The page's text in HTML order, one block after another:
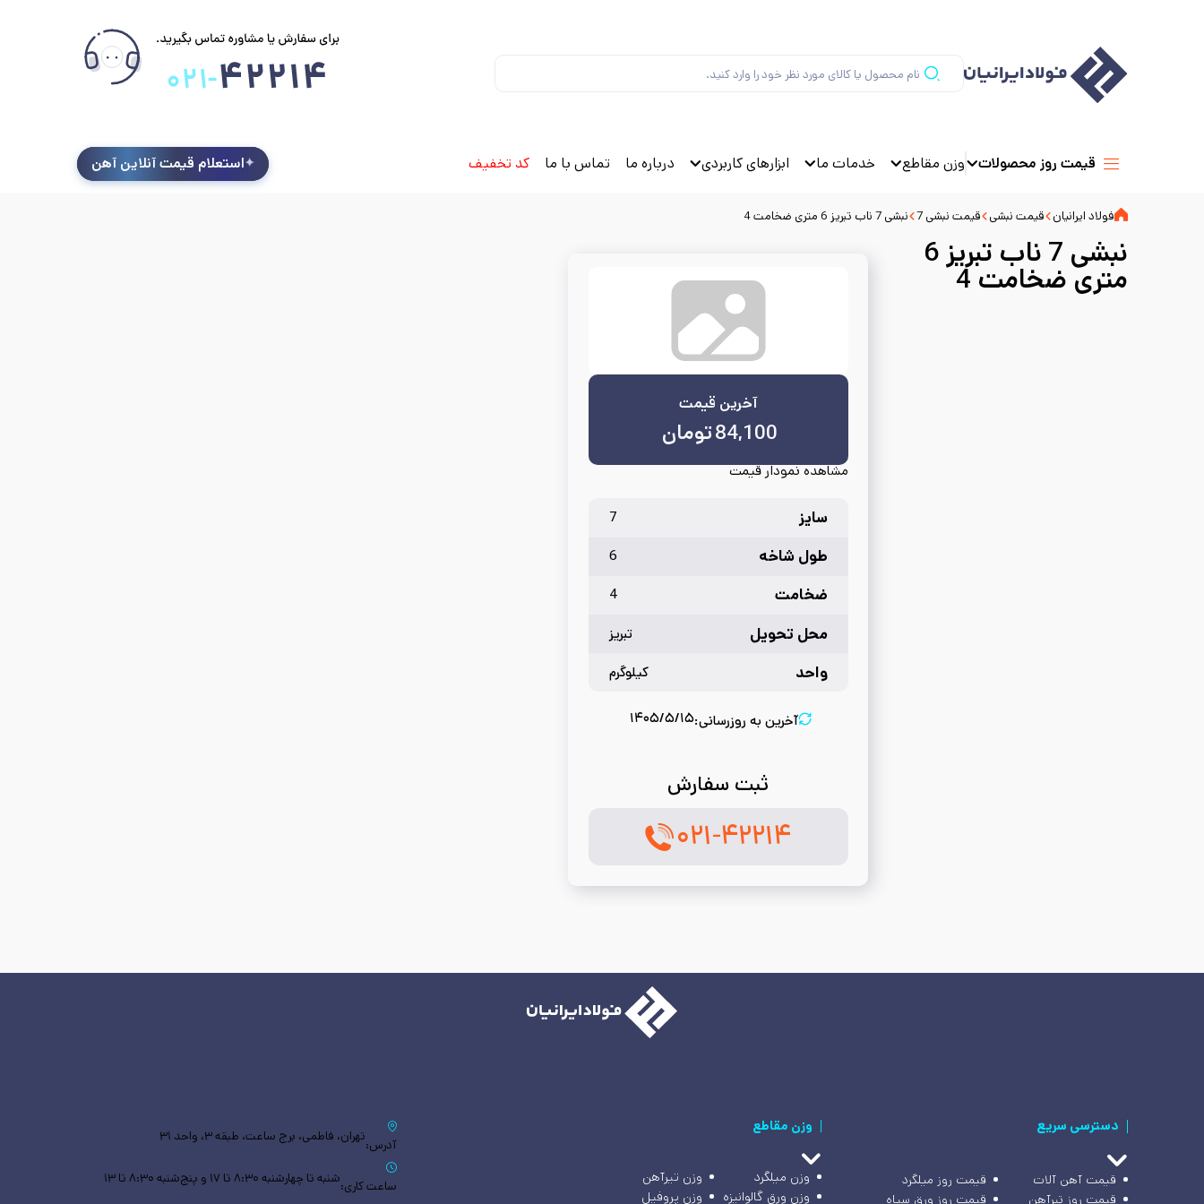
قیمت روز محصولات وزن مقاطع خدمات ما ابزارهای کاربردی درباره ما تماس با ما کد تخفیف استعلام قیمت آنلاین آهن
فولاد ایرانیان قیمت نبشی قیمت نبشی 7 نبشی 7 ناب تبریز 6 متری ضخامت 4
نبشی 7 ناب تبریز 6
متری ضخامت 4
آخرین قیمت
84,100تومان
مشاهده نمودار قیمت
سایز 7
طول شاخه 6
ضخامت 4
محل تحویل تبریز
واحد کیلوگرم
آخرین به روزرسانی:۱۴۰۵/۵/۱۵
ثبت سفارش
۰۲۱-۴۲۲۱۴
دسترسی سریع
قیمت آهن آلات
قیمت روز میلگرد
قیمت روز تیرآهن
قیمت روز ورق سیاه
وزن مقاطع
وزن میلگرد
وزن تیرآهن
وزن ورق گالوانیزه
وزن پروفیل
آدرس:تهران، فاطمی، برج ساعت، طبقه ۳، واحد ۳۱
ساعت کاری:شنبه تا چهارشنبه ۸:۳۰ تا ۱۷ و پنج‌شنبه ۸:۳۰ تا ۱۳